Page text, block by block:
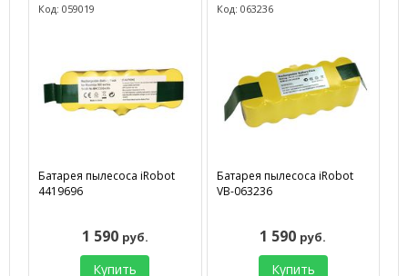
Код: 059019
Батарея пылесоса iRobot
4419696
1 590 руб.
Купить
Код: 063236
Батарея пылесоса iRobot
VB-063236
1 590 руб.
Купить